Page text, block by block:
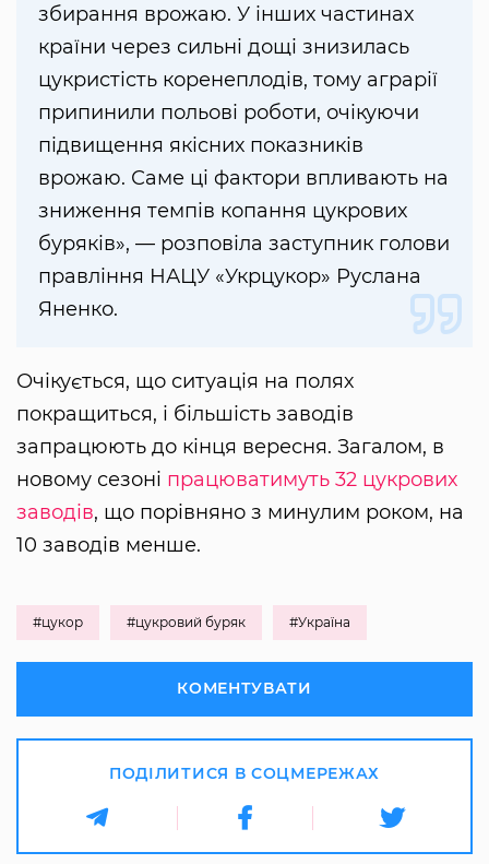
збирання врожаю. У інших частинах
країни через сильні дощі знизилась
цукристість коренеплодів, тому аграрії
припинили польові роботи, очікуючи
підвищення якісних показників
врожаю. Саме ці фактори впливають на
зниження темпів копання цукрових
буряків», — розповіла заступник голови
правління НАЦУ «Укрцукор» Руслана
Яненко.
Очікується, що ситуація на полях
покращиться, і більшість заводів
запрацюють до кінця вересня. Загалом, в
новому сезоні працюватимуть 32 цукрових
заводів, що порівняно з минулим роком, на
10 заводів менше.
#цукор #цукровий буряк #Україна
КОМЕНТУВАТИ
ПОДІЛИТИСЯ В СОЦМЕРЕЖАХ